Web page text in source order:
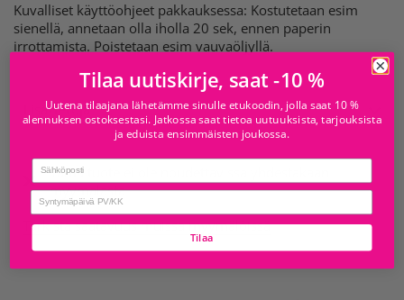
Kuvalliset käyttöohjeet pakkauksessa: Kostutetaan esim
sienellä, annetaan olla iholla 20 sek, ennen paperin
irrottamista. Poistetaan esim vauvaöljyllä.
Lisätietoja
Tämä tuote ei ole noudettavissa yhdestäkään
myymälästä
Tarkista saatavuus muissa myymälöissä
Tilaa uutiskirje, saat -10 %
Uutena tilaajana lähetämme sinulle etukoodin, jolla saat 10 %
alennuksen ostoksestasi. Jatkossa saat tietoa uutuuksista, tarjouksista
ja eduista ensimmäisten joukossa.
Email
birthday
Tilaa